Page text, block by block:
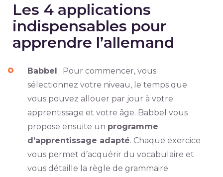
Les 4 applications
indispensables pour
apprendre l’allemand
Babbel : Pour commencer, vous
sélectionnez votre niveau, le temps que
vous pouvez allouer par jour à votre
apprentissage et votre âge. Babbel vous
propose ensuite un programme
d’apprentissage adapté. Chaque exercice
vous permet d’acquérir du vocabulaire et
vous détaille la règle de grammaire